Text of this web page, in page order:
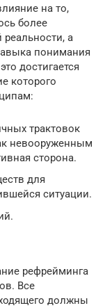
на то,
более
а
понимания
достигается
которого
трактовок
невооруженным
сторона.
для
ситуации.
рефрейминга
Все
должны